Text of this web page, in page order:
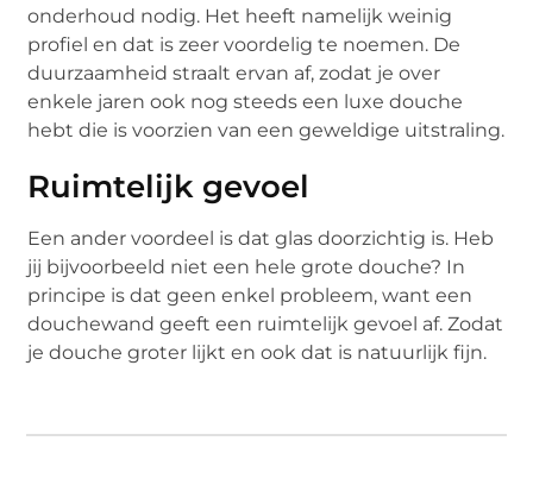
onderhoud nodig. Het heeft namelijk weinig
profiel en dat is zeer voordelig te noemen. De
duurzaamheid straalt ervan af, zodat je over
enkele jaren ook nog steeds een luxe douche
hebt die is voorzien van een geweldige uitstraling.
Ruimtelijk gevoel
Een ander voordeel is dat glas doorzichtig is. Heb
jij bijvoorbeeld niet een hele grote douche? In
principe is dat geen enkel probleem, want een
douchewand geeft een ruimtelijk gevoel af. Zodat
je douche groter lijkt en ook dat is natuurlijk fijn.